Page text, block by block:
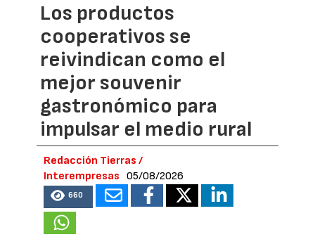
Los productos
cooperativos se
reivindican como el
mejor souvenir
gastronómico para
impulsar el medio rural
Redacción Tierras /
Interempresas
05/08/2026
660